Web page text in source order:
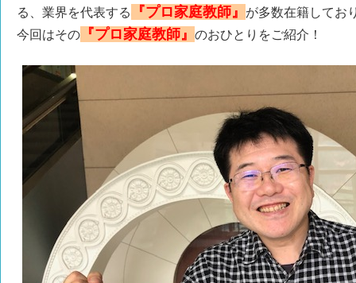
る、業界を代表する 『プロ家庭教師』
が多数在籍してお
今回はその 『プロ家庭教師』 のおひとりをご紹介！